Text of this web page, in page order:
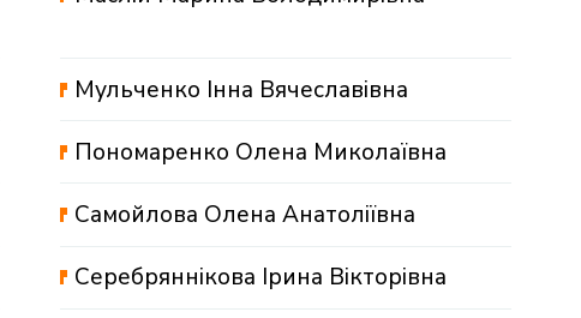
Мульченко Інна Вячеславівна
Пономаренко Олена Миколаївна
Самойлова Олена Анатолiївна
Серебряннікова Ірина Вікторівна